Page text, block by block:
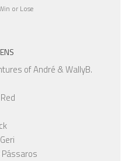
or Lose
of André & WallyB.